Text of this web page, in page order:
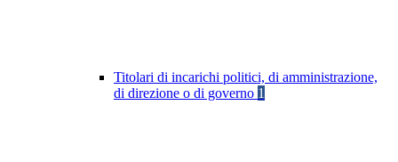
Titolari di incarichi politici, di amministrazione,
di direzione o di governo 1